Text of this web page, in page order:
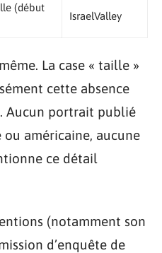
(début
IsraelValley
La case « taille »
cette absence
Aucun portrait publié
ou américaine, aucune
ce détail
(notamment son
d’enquête de